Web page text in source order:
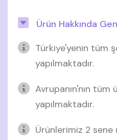
Ürün Hakkında
Türkiye'yenin tüm
yapılmaktadır.
Avrupanın'nın
yapılmaktadır.
Ürünlerimiz 2